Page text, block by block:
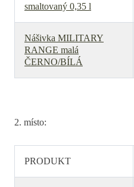
smaltovaný 0,35 l
Nášivka MILITARY
RANGE malá
ČERNO/BÍLÁ
2. místo:
PRODUKT